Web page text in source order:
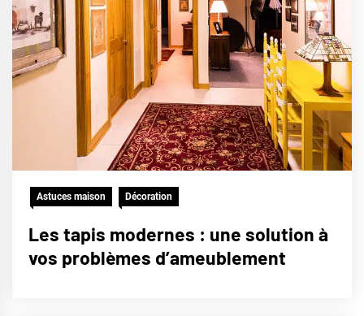
Astuces maison Décoration
Les tapis modernes : une solution à
vos problèmes d’ameublement